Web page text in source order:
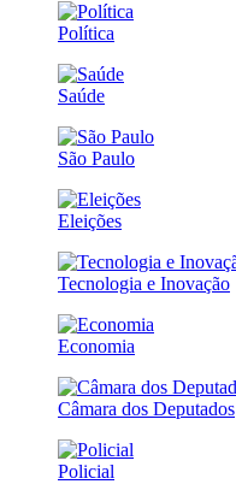
Política
Saúde
São Paulo
Eleições
Tecnologia e Inovação
Economia
Câmara dos Deputados
Policial